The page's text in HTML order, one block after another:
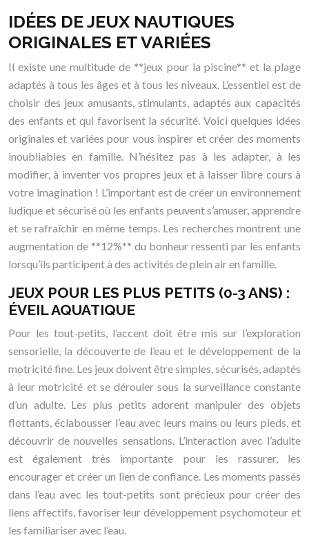
IDÉES DE JEUX NAUTIQUES
ORIGINALES ET VARIÉES
Il existe une multitude de **jeux pour la piscine** et la plage
adaptés à tous les âges et à tous les niveaux. L’essentiel est de
choisir des jeux amusants, stimulants, adaptés aux capacités
des enfants et qui favorisent la sécurité. Voici quelques idées
originales et variées pour vous inspirer et créer des moments
inoubliables en famille. N’hésitez pas à les adapter, à les
modifier, à inventer vos propres jeux et à laisser libre cours à
votre imagination ! L’important est de créer un environnement
ludique et sécurisé où les enfants peuvent s’amuser, apprendre
et se rafraîchir en même temps. Les recherches montrent une
augmentation de **12%** du bonheur ressenti par les enfants
lorsqu’ils participent à des activités de plein air en famille.
JEUX POUR LES PLUS PETITS (0-3 ANS) :
ÉVEIL AQUATIQUE
Pour les tout-petits, l’accent doit être mis sur l’exploration
sensorielle, la découverte de l’eau et le développement de la
motricité fine. Les jeux doivent être simples, sécurisés, adaptés
à leur motricité et se dérouler sous la surveillance constante
d’un adulte. Les plus petits adorent manipuler des objets
flottants, éclabousser l’eau avec leurs mains ou leurs pieds, et
découvrir de nouvelles sensations. L’interaction avec l’adulte
est également très importante pour les rassurer, les
encourager et créer un lien de confiance. Les moments passés
dans l’eau avec les tout-petits sont précieux pour créer des
liens affectifs, favoriser leur développement psychomoteur et
les familiariser avec l’eau.